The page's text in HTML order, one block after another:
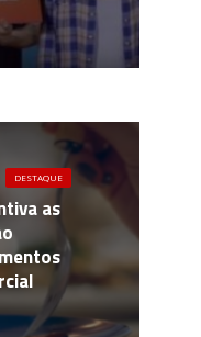
DESTAQUE
as